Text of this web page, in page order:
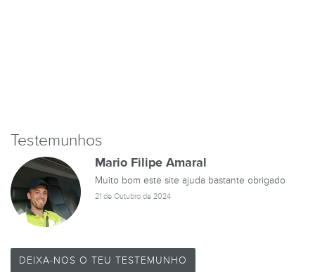
Testemunhos
Mario Filipe Amaral
Muito bom este site ajuda bastante obrigado
21 de Outubro de 2024
DEIXA-NOS O TEU TESTEMUNHO